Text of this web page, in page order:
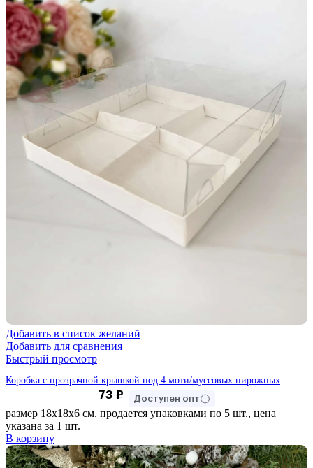
Добавить в список желаний
Добавить для сравнения
Быстрый просмотр
Коробка с прозрачной крышкой под 4 моти/муссовых пирожных
73 ₽ Доступен опт
размер 18х18х6 см. продается упаковками по 5 шт., цена
указана за 1 шт.
В корзину